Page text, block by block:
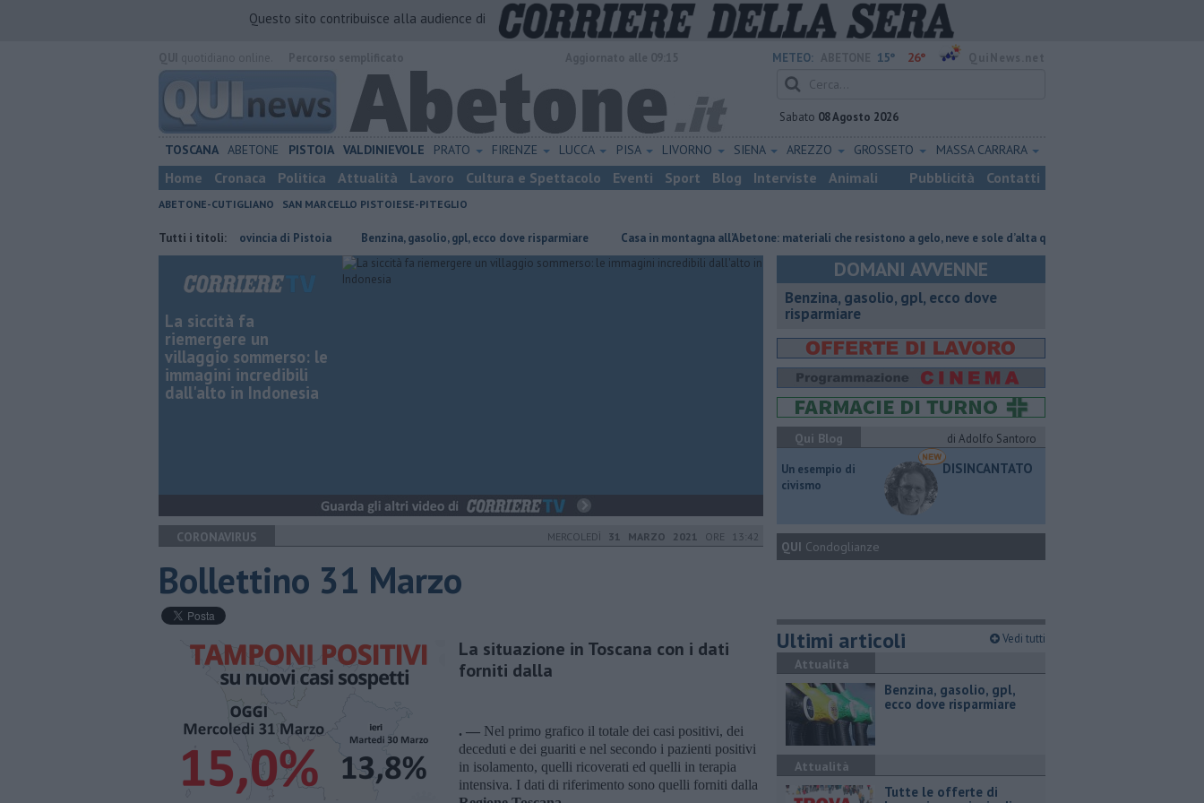
Questo sito contribuisce alla audience di
METEO: 15° 26°
Sabato 08 Agosto 2026
TOSCANA ABETONE PISTOIA VALDINIEVOLE PRATO FIRENZE LUCCA PISA LIVORNO SIENA AREZZO GROSSETO MASSA CARRARA
Home Cronaca Politica Attualità Lavoro Cultura e Spettacolo Eventi Sport Blog Interviste Animali Pubblicità Contatti
ABETONE-CUTIGLIANO SAN MARCELLO PISTOIESE-PITEGLIO
Tutti i titoli:
​Tutte le offerte di lavoro in provincia di Pistoia ​Benzina, gasolio, gpl, ecco dove risparmiare Casa in montagna all’Abetone: materiali che resistono a gelo, neve e sole d’alta quota
La siccità fa
riemergere un
villaggio sommerso: le
immagini incredibili
dall'alto in Indonesia
CORONAVIRUS MERCOLEDÌ 31 MARZO 2021 ORE 13:42
Bollettino 31 Marzo
La situazione in Toscana con i dati
forniti dalla
. — Nel primo grafico il totale dei casi positivi, dei
deceduti e dei guariti e nel secondo i pazienti positivi
in isolamento, quelli ricoverati ed quelli in terapia
intensiva. I dati di riferimento sono quelli forniti dalla
DOMANI AVVENNE
​Benzina, gasolio, gpl, ecco dove
risparmiare
Qui Blog
di Adolfo Santoro
​Un esempio di
civismo
DISINCANTATO
QUI Condoglianze
Ultimi articoli Vedi tutti
Attualità
​Benzina, gasolio, gpl,
ecco dove risparmiare
Attualità
​Tutte le offerte di